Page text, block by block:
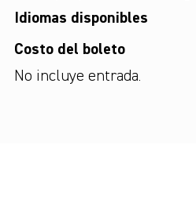
Idiomas disponibles
Costo del boleto
No incluye entrada.